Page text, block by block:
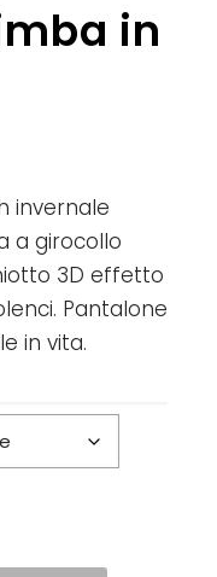
in
invernale
a girocollo
3D effetto
Pantalone
in vita.